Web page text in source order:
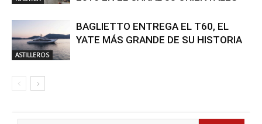
ASTILLEROS
BAGLIETTO ENTREGA EL T60, EL
YATE MÁS GRANDE DE SU HISTORIA